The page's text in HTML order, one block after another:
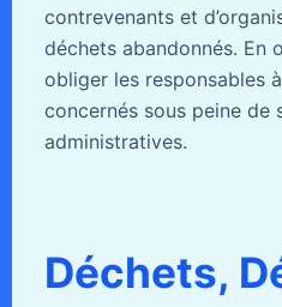
contrevenants et
déchets abandonnés. En
obliger les responsables
concernés sous peine de
administratives.
Déchets,